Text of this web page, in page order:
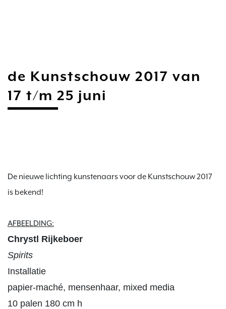
de Kunstschouw 2017 van
17 t/m 25 juni
De nieuwe lichting kunstenaars voor de Kunstschouw 2017
is bekend!
AFBEELDING:
Installatie
papier-maché, mensenhaar, mixed media
10 palen 180 cm h